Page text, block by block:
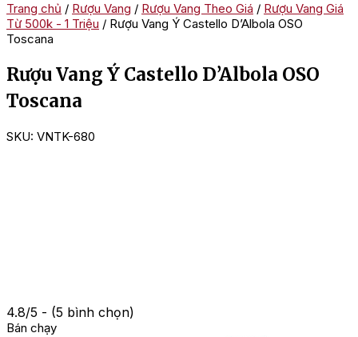
Trang chủ / Rượu Vang / Rượu Vang Theo Giá / Rượu Vang Giá
Từ 500k - 1 Triệu / Rượu Vang Ý Castello D’Albola OSO
Toscana
Rượu Vang Ý Castello D’Albola OSO
Toscana
SKU: VNTK-680
4.8/5 - (5 bình chọn)
Bán chạy